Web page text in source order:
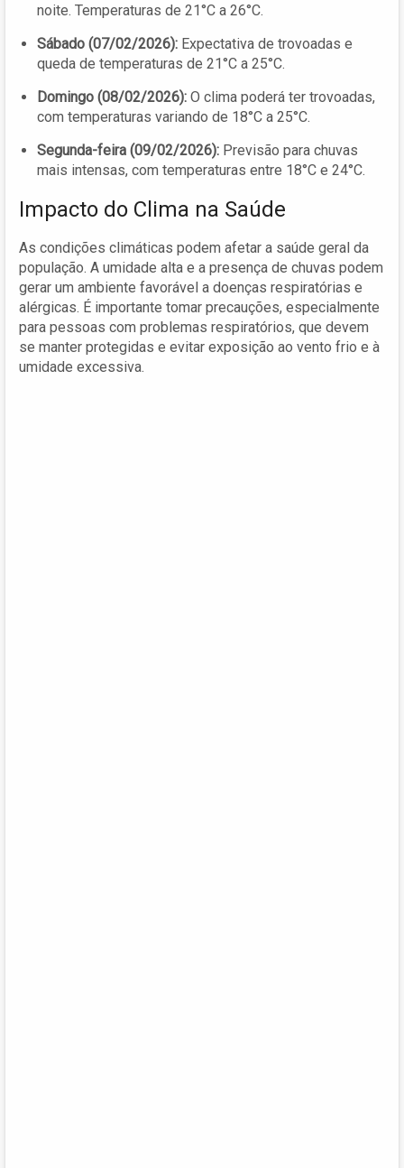
noite. Temperaturas de 21°C a 26°C.
Sábado (07/02/2026): Expectativa de trovoadas e
queda de temperaturas de 21°C a 25°C.
Domingo (08/02/2026): O clima poderá ter trovoadas,
com temperaturas variando de 18°C a 25°C.
Segunda-feira (09/02/2026): Previsão para chuvas
mais intensas, com temperaturas entre 18°C e 24°C.
Impacto do Clima na Saúde
As condições climáticas podem afetar a saúde geral da
população. A umidade alta e a presença de chuvas podem
gerar um ambiente favorável a doenças respiratórias e
alérgicas. É importante tomar precauções, especialmente
para pessoas com problemas respiratórios, que devem
se manter protegidas e evitar exposição ao vento frio e à
umidade excessiva.